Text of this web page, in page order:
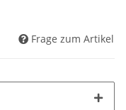
Frage zum Artikel